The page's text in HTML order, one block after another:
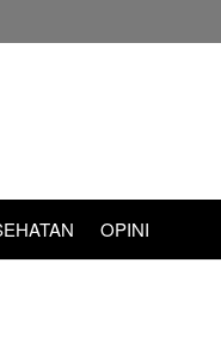
OPINI